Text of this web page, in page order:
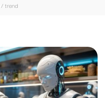
/trend